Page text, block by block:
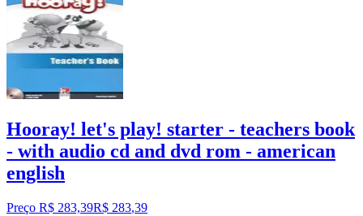
Hooray! let's play! starter - teachers book
- with audio cd and dvd rom - american
english
Preço R$ 283,39R$ 283,39